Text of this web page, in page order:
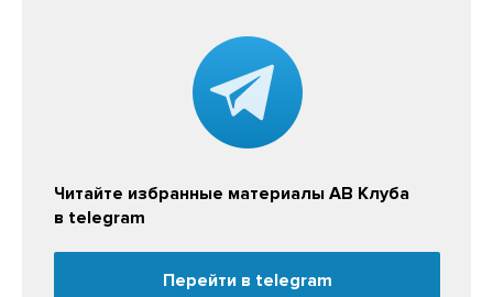
Читайте избранные материалы АВ Клуба
в telegram
Перейти в telegram